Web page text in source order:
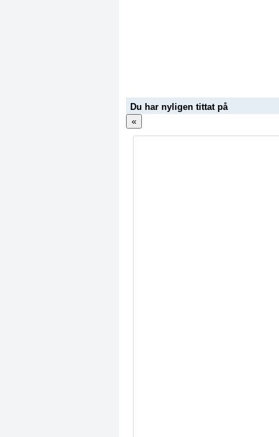
Du har nyligen tittat på
«